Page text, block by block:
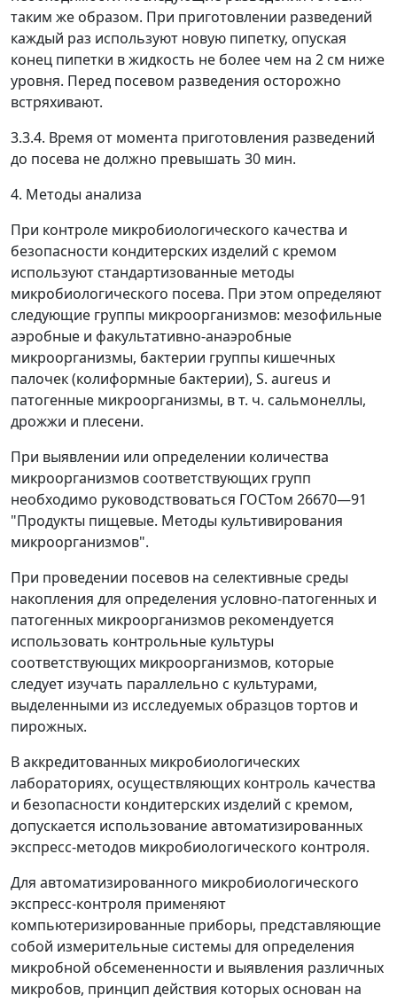
таким же образом. При приготовлении разведений
каждый раз используют новую пипетку, опуская
конец пипетки в жидкость не более чем на 2 см ниже
уровня. Перед посевом разведения осторожно
встряхивают.
3.3.4. Время от момента приготовления разведений
до посева не должно превышать 30 мин.
4. Методы анализа
При контроле микробиологического качества и
безопасности кондитерских изделий с кремом
используют стандартизованные методы
микробиологического посева. При этом определяют
следующие группы микроорганизмов: мезофильные
аэробные и факультативно-анаэробные
микроорганизмы, бактерии группы кишечных
палочек (колиформные бактерии), S. aureus и
патогенные микроорганизмы, в т. ч. сальмонеллы,
дрожжи и плесени.
При выявлении или определении количества
микроорганизмов соответствующих групп
необходимо руководствоваться ГОСТом 26670—91
"Продукты пищевые. Методы культивирования
микроорганизмов".
При проведении посевов на селективные среды
накопления для определения условно-патогенных и
патогенных микроорганизмов рекомендуется
использовать контрольные культуры
соответствующих микроорганизмов, которые
следует изучать параллельно с культурами,
выделенными из исследуемых образцов тортов и
пирожных.
В аккредитованных микробиологических
лабораториях, осуществляющих контроль качества
и безопасности кондитерских изделий с кремом,
допускается использование автоматизированных
экспресс-методов микробиологического контроля.
Для автоматизированного микробиологического
экспресс-контроля применяют
компьютеризированные приборы, представляющие
собой измерительные системы для определения
микробной обсемененности и выявления различных
микробов, принцип действия которых основан на